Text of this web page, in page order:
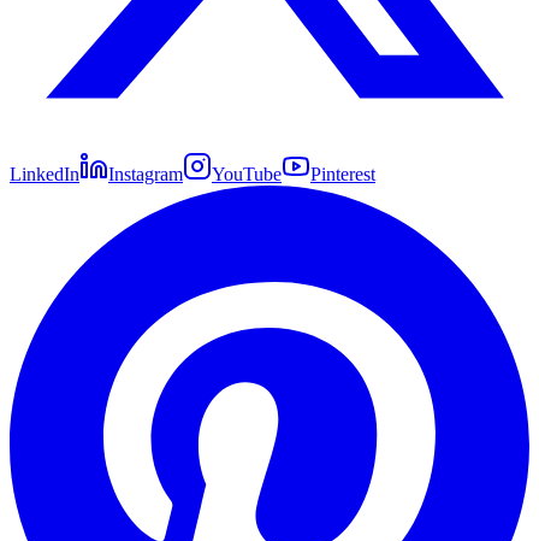
LinkedIn Instagram YouTube Pinterest